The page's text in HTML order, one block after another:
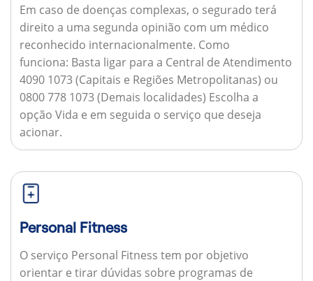
Em caso de doenças complexas, o segurado terá
direito a uma segunda opinião com um médico
reconhecido internacionalmente. Como
funciona: Basta ligar para a Central de Atendimento
4090 1073 (Capitais e Regiões Metropolitanas) ou
0800 778 1073 (Demais localidades) Escolha a
opção Vida e em seguida o serviço que deseja
acionar.
Personal Fitness
O serviço Personal Fitness tem por objetivo
orientar e tirar dúvidas sobre programas de